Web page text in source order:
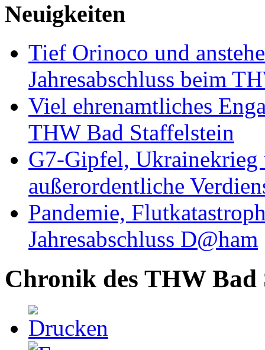
Neuigkeiten
Tief Orinoco und
Jahresabschluss beim
Viel ehrenamtliches
THW Bad Staffelstein
G7-Gipfel, Ukrainekrieg
außerordentliche
Pandemie,
Jahresabschluss D@ham
Chronik des THW Bad